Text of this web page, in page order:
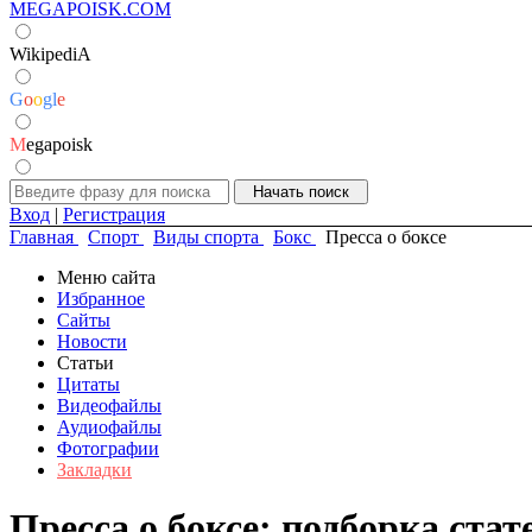
MEGAPOISK.COM
WikipediA
Google
Megapoisk
Вход | Регистрация
Главная
Спорт Виды спорта Бокс
Пресса о боксе
Меню сайта
Избранное
Сайты
Новости
Статьи
Цитаты
Видеофайлы
Аудиофайлы
Фотографии
Закладки